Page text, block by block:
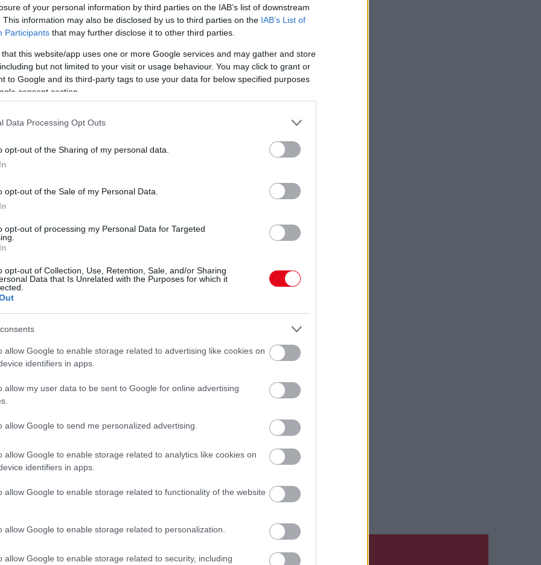
of your personal information by third parties on the IAB’s list of downstream
This information may also be disclosed by us to third parties on the IAB’s List of
Participants that may further disclose it to other third parties.
that this website/app uses one or more Google services and may gather and store
but not limited to your visit or usage behaviour. You may click to grant or
to Google and its third-party tags to use your data for below specified purposes
consent section.
Data Processing Opt Outs
opt-out of the Sharing of my personal data.
opt-out of the Sale of my Personal Data.
opt-out of processing my Personal Data for Targeted
opt-out of Collection, Use, Retention, Sale, and/or Sharing
Data that Is Unrelated with the Purposes for which it
allow Google to enable storage related to advertising like cookies on
identifiers in apps.
allow my user data to be sent to Google for online advertising
allow Google to send me personalized advertising.
allow Google to enable storage related to analytics like cookies on
identifiers in apps.
allow Google to enable storage related to functionality of the website
allow Google to enable storage related to personalization.
allow Google to enable storage related to security, including
egy férfi halálát a brit fővárosban.
lévő Cambridge Circuson szenvedett balesetet
Twitter-oldalán.A tragédiát egy
piszoár okozhatta.
a hydraulic urinal in central London.
Circus during a rescue effort at the
Cross Road. pic.twitter.com/HYUpkRy6c3
27, 2023
alatt rekedt személyhez riasztották
is riasztottak, de már hiába.